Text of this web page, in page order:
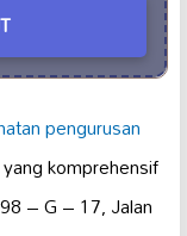
pengurusan
yang komprehensif
– G – 17, Jalan